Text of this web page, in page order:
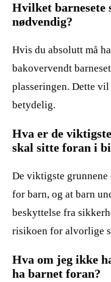
Hvilket barnesete
nødvendig?
Hvis du absolutt må
bakovervendt
plasseringen. Dette
betydelig.
Hva er de
skal sitte foran i
De viktigste
for barn, og at barn
beskyttelse fra
risikoen for alvorlige
Hva om jeg ikke
ha barnet foran?